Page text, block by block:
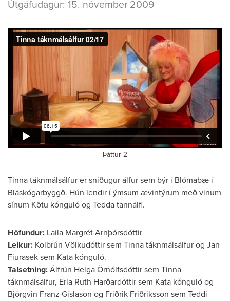
Útgáfudagur: 15. nóvember 2009
Þáttur 2
Tinna táknmálsálfur er sniðugur álfur sem býr í Blómabæ í
Bláskógarbyggð. Hún lendir í ýmsum ævintýrum með vinum
sínum Kötu kónguló og Tedda tannálfi.
Höfundur: Laila Margrét Arnþórsdóttir
Leikur: Kolbrún Völkudóttir sem Tinna táknmálsálfur og Jan
Fiurasek sem Kata kónguló.
Talsetning: Álfrún Helga Örnólfsdóttir sem Tinna
táknmálsálfur, Erla Ruth Harðardóttir sem Kata kónguló og
Björgvin Franz Gíslason og Friðrik Friðriksson sem Teddi